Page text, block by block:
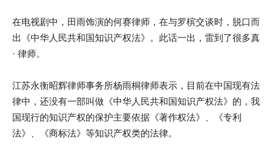
在电视剧中，田雨饰演的何赛律师，在与罗槟交谈时，脱口而
出《中华人民共和国知识产权法》。此话一出，雷到了很多真
· 律师。
江苏永衡昭辉律师事务所杨雨桐律师表示，目前在中国现有法
律中，还没有一部叫做《中华人民共和国知识产权法》的，我
国现行的知识产权的保护主要依据《著作权法》、《专利
法》、《商标法》等知识产权类的法律。